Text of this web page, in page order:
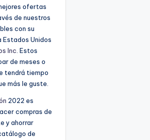
ofertas
de nuestros
con su
Unidos
Inc . Estos
de meses o
tendrá tiempo
más le guste.
2022 es
compras de
y ahorrar
de